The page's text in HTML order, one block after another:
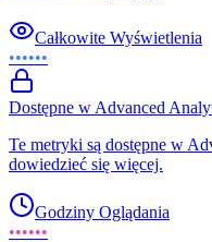
Całkowite Wyświetlenia
••••••
Dostępne w Advanced
Te metryki są dostępne w
dowiedzieć się więcej.
Godziny Oglądania
••••••